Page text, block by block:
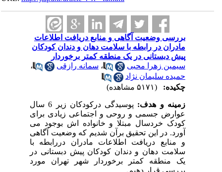
بررسی وضعیت آگاهی و منابع دریافت اطلاعات
مادران در رابطه با سلامت دهان و دندان کودکان
پیش دبستانی در یک منطقه کمتر برخوردار
سیمین زهرا محبی
،سمانه رازقی
،
حمیده سلیمان نژاد
چکیده:
زمینه و هدف:
پوسیدگی درکودکان زیر 6 سال
عوارض جسمی و روحی و اجتماعی زیادی برای
کودک خردسال مبتلا و خانواده اش بوجود می
آورد. در این تحقیق برآن شدیم که وضعیت آگاهی
و منابع دریافت اطلاعات مادران دررابطه با
سلامت دهان و دندان کودکان پیش دبستانی در
یک منطقه کمتر برخوردار شهر تهران مورد
بررسی قرار دهیم.